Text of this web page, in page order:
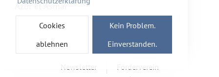
Cookies
ablehnen
Kein Problem.
Einverstanden.
Azur et Asmar
Newsletter Förderverein